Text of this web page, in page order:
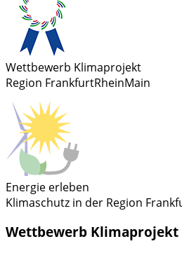
Wettbewerb Klimaprojekt
Region FrankfurtRheinMain
Energie erleben
Klimaschutz in der Region
Wettbewerb Klimaprojekt